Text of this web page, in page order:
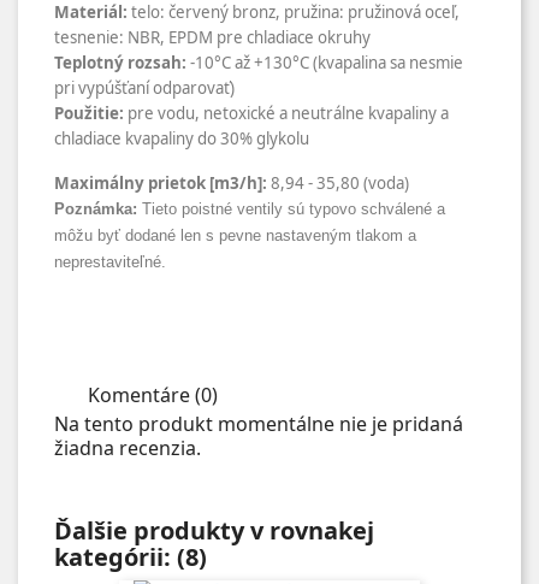
Materiál: telo: červený bronz, pružina: pružinová oceľ,
tesnenie: NBR, EPDM pre chladiace okruhy
Teplotný rozsah: -10°C až +130°C (kvapalina sa nesmie
pri vypúšťaní odparovať)
Použitie: pre vodu, netoxické a neutrálne kvapaliny a
chladiace kvapaliny do 30% glykolu
Maximálny prietok [m3/h]: 8,94- 35,80 (voda)
Poznámka: Tieto poistné ventily sú typovo schválené a
môžu byť dodané len s pevne nastaveným tlakom a
neprestaviteľné.
Komentáre (0)
Na tento produkt momentálne nie je pridaná
žiadna recenzia.
Ďalšie produkty v rovnakej
kategórii: (8)